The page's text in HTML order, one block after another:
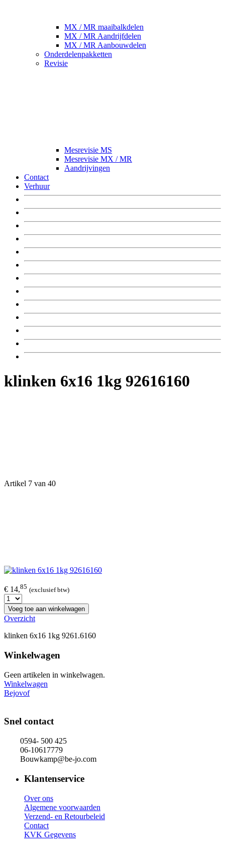
MX / MR maaibalkdelen
MX / MR Aandrijfdelen
MX / MR Aanbouwdelen
Onderdelenpakketten
Revisie
Mesrevisie MS
Mesrevisie MX / MR
Aandrijvingen
Contact
Verhuur
klinken 6x16 1kg 92616160
Artikel 7 van 40
€ 14,85 (exclusief btw)
Voeg toe aan winkelwagen
Overzicht
klinken 6x16 1kg 9261.6160
Winkelwagen
Geen artikelen in winkelwagen.
Winkelwagen
Bejovof
Snel contact
0594- 500 425
06-10617779
Bouwkamp@be-jo.com
Klantenservice
Over ons
Algemene voorwaarden
Verzend- en Retourbeleid
Contact
KVK Gegevens